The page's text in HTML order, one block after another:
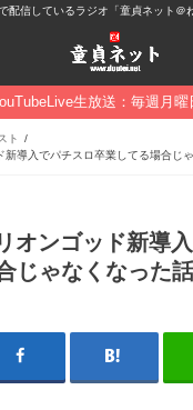
配信しているラジオ「童貞ネット＠
生放送：毎週月曜
ト
新導入でパチスロ卒業してる場合じ
オンゴッド新導
じゃなくなった